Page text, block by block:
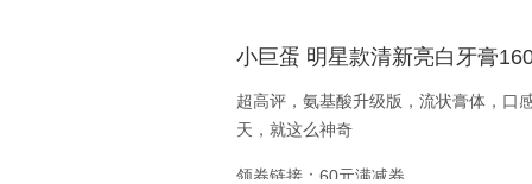
小巨蛋 明星款清新亮白牙膏
超高评，氨基酸升级版，流状膏体，口
天，就这么神奇
领券链接：60元满减券